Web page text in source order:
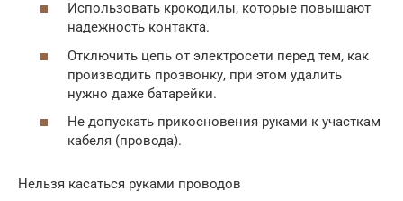
Использовать крокодилы, которые повышают
надежность контакта.
Отключить цепь от электросети перед тем, как
производить прозвонку, при этом удалить
нужно даже батарейки.
Не допускать прикосновения руками к участкам
кабеля (провода).
Нельзя касаться руками проводов